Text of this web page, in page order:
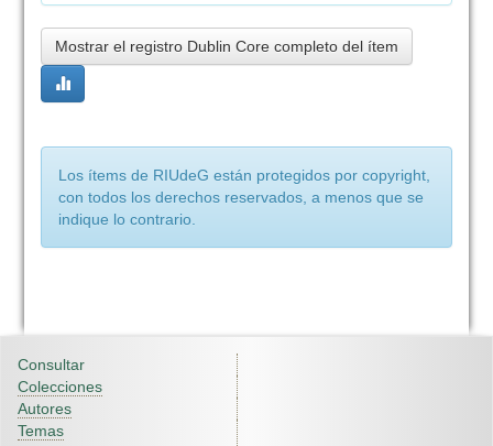
Mostrar el registro Dublin Core completo del ítem
Los ítems de RIUdeG están protegidos por copyright,
con todos los derechos reservados, a menos que se
indique lo contrario.
Consultar
Colecciones
Autores
Temas